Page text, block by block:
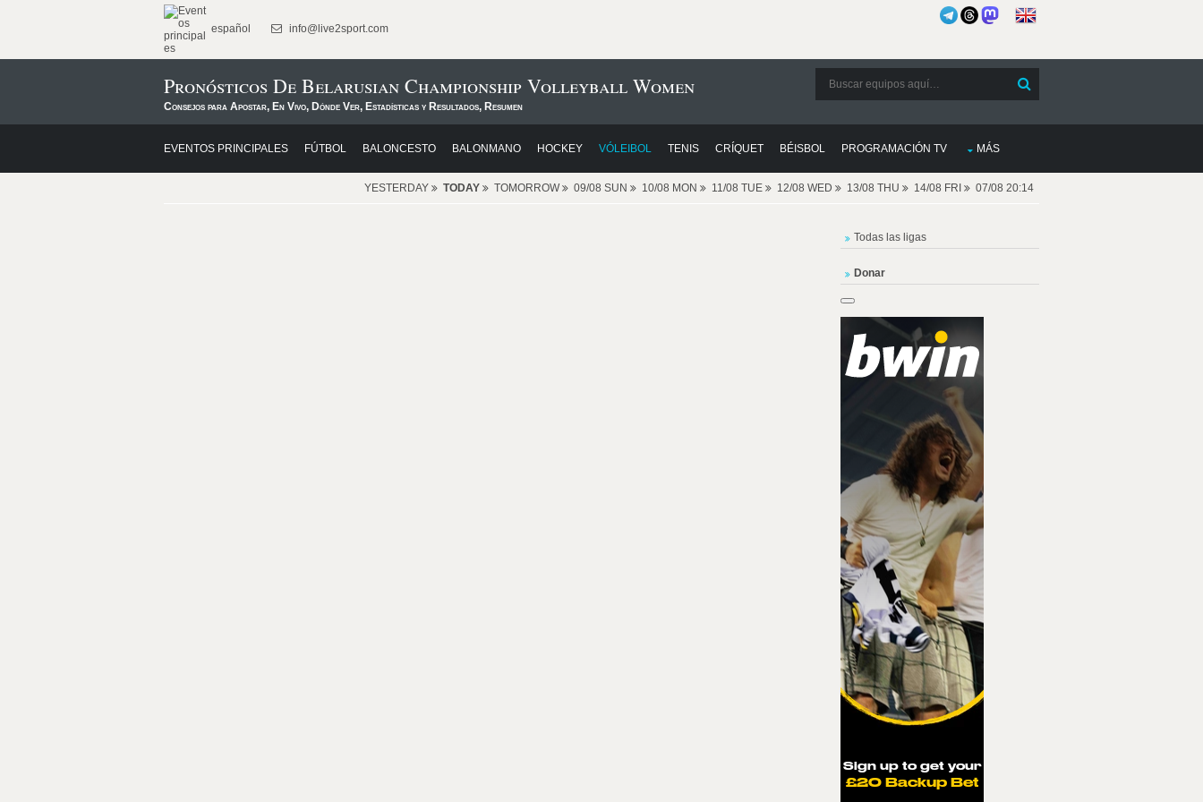
español info@live2sport.com
Pronósticos De Belarusian Championship Volleyball Women
Consejos para Apostar, En Vivo, Dónde Ver, Estadísticas y Resultados, Resumen
EVENTOS PRINCIPALES FÚTBOL BALONCESTO BALONMANO HOCKEY VÓLEIBOL TENIS CRÍQUET BÉISBOL PROGRAMACIÓN TV MÁS
YESTERDAY TODAY TOMORROW 09/08 SUN 10/08 MON 11/08 TUE 12/08 WED 13/08 THU 14/08 FRI 07/08 20:14
Todas las ligas
Donar